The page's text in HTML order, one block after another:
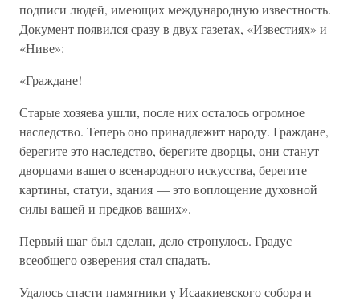
подписи людей, имеющих международную известность.
Документ появился сразу в двух газетах, «Известиях» и
«Ниве»:
«Граждане!
Старые хозяева ушли, после них осталось огромное
наследство. Теперь оно принадлежит народу. Граждане,
берегите это наследство, берегите дворцы, они станут
дворцами вашего всенародного искусства, берегите
картины, статуи, здания — это воплощение духовной
силы вашей и предков ваших».
Первый шаг был сделан, дело стронулось. Градус
всеобщего озверения стал спадать.
Удалось спасти памятники у Исаакиевского собора и